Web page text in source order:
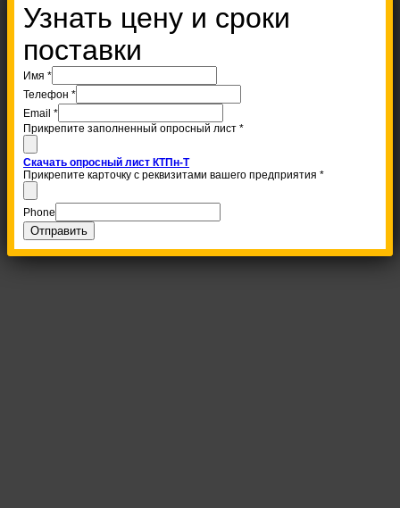
Узнать цену и сроки
поставки
Имя *
Телефон *
Email *
Прикрепите заполненный опросный лист *
Скачать опросный лист КТПн-Т
Прикрепите карточку с реквизитами вашего предприятия *
Phone
Отправить